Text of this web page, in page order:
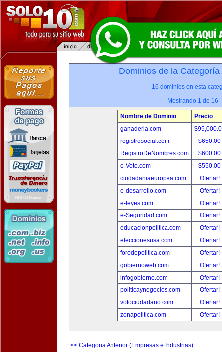
Dominios de la
16 dominios en esta
Mostrando 1 de 16
Nombre de Dominio
Precio
ganaderia.com
registrosocial.com
$650.00
RegistroDeNombres.com
$600.00
e-Voto.com
$550.00
ciudadaniaeuropea.com
Ofertar!
e-desarrollo.com
Ofertar!
e-leyes.com
Ofertar!
e-Seguridad.com
Ofertar!
educacionpolitica.com
Ofertar!
eleccionesusa.com
Ofertar!
forodepolitica.com
Ofertar!
gobiernoweb.com
Ofertar!
infogobierno.com
Ofertar!
politicaynegocios.com
Ofertar!
votociudadano.com
Ofertar!
zonapolitica.com
Ofertar!
<< Categoria Anterior (Empresas e Industrias)